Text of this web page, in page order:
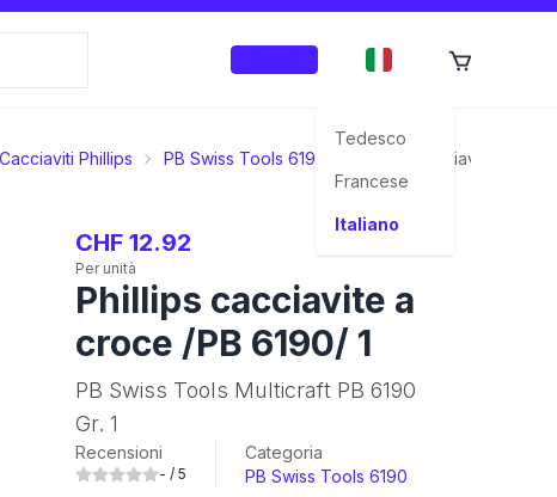
Tedesco
Francese
Italiano
Cacciaviti Phillips PB Swiss Tools 6190 Phillips cacciavite a
CHF 12.92
Per unità
Phillips cacciavite a
croce /PB 6190/ 1
PB Swiss Tools Multicraft PB 6190
Gr. 1
Recensioni
- / 5
Categoria
PB Swiss Tools 6190